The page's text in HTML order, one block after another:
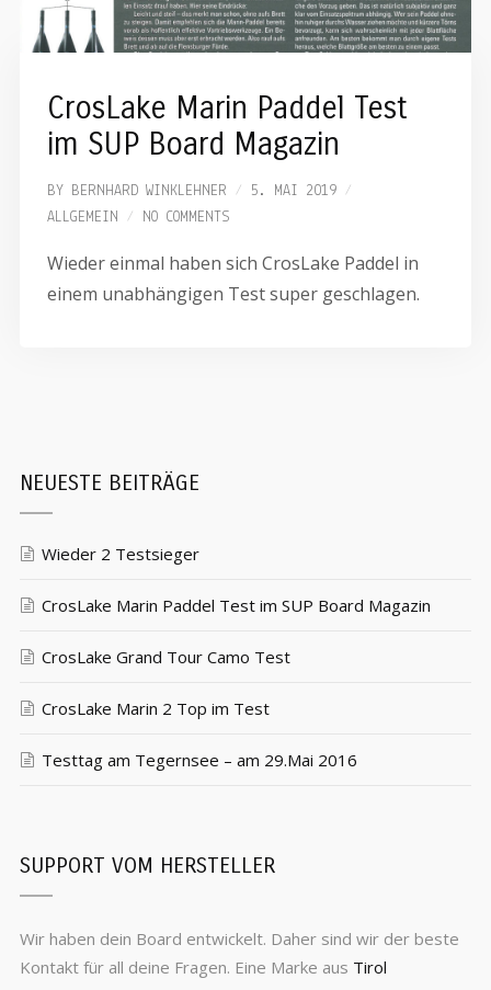
CrosLake Marin Paddel Test
im SUP Board Magazin
BY BERNHARD WINKLEHNER
5. MAI 2019
ALLGEMEIN
NO COMMENTS
Wieder einmal haben sich CrosLake Paddel in
einem unabhängigen Test super geschlagen.
NEUESTE BEITRÄGE
Wieder 2 Testsieger
CrosLake Marin Paddel Test im SUP Board Magazin
CrosLake Grand Tour Camo Test
CrosLake Marin 2 Top im Test
Testtag am Tegernsee – am 29.Mai 2016
SUPPORT VOM HERSTELLER
Wir haben dein Board entwickelt. Daher sind wir der beste
Kontakt für all deine Fragen. Eine Marke aus Tirol